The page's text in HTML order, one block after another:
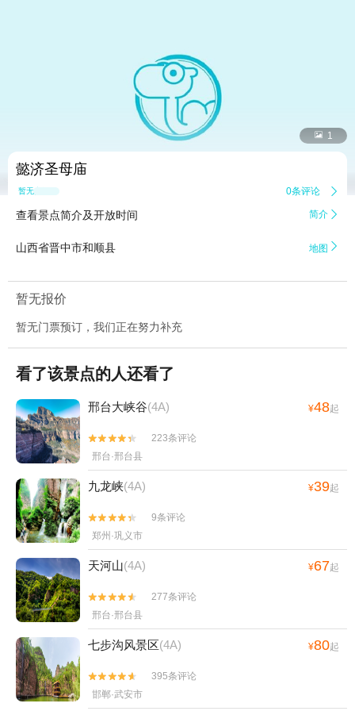
 1
懿济圣母庙
暂无点评 0条评论 
查看景点简介及开放时间 简介 
山西省晋中市和顺县 地图 
暂无报价
暂无门票预订，我们正在努力补充
看了该景点的人还看了
邢台大峡谷(4A) ¥48起


223条评论
邢台·邢台县
九龙峡(4A) ¥39起


9条评论
郑州·巩义市
天河山(4A) ¥67起


277条评论
邢台·邢台县
七步沟风景区(4A) ¥80起


395条评论
邯郸·武安市